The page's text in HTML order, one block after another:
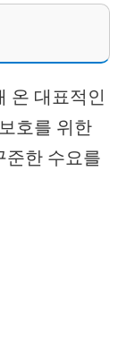
온 대표적인
호를 위한
준한 수요를